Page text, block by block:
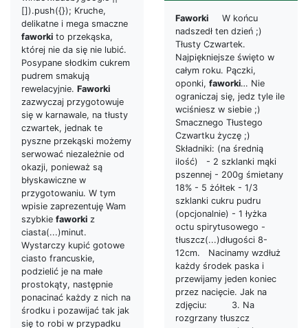
[]).push({}); Kruche,
delikatne i mega smaczne
faworki to przekąska,
której nie da się nie lubić.
Posypane słodkim cukrem
pudrem smakują
rewelacyjnie. Faworki
zazwyczaj przygotowuje
się w karnawale, na tłusty
czwartek, jednak te
pyszne przekąski możemy
serwować niezależnie od
okazji, ponieważ są
błyskawiczne w
przygotowaniu. W tym
wpisie zaprezentuję Wam
szybkie faworki z
ciasta(...)minut.
Wystarczy kupić gotowe
ciasto francuskie,
podzielić je na małe
prostokąty, następnie
ponacinać każdy z nich na
środku i pozawijać tak jak
się to robi w przypadku
Faworki W końcu
nadszedł ten dzień ;)
Tłusty Czwartek.
Najpiękniejsze święto w
całym roku. Pączki,
oponki, faworki… Nie
ograniczaj się, jedz tyle ile
wciśniesz w siebie ;)
Smacznego Tłustego
Czwartku życzę ;)
Składniki: (na średnią
ilość) - 2 szklanki mąki
pszennej - 200g śmietany
18% - 5 żółtek - 1/3
szklanki cukru pudru
(opcjonalnie) - 1 łyżka
octu spirytusowego -
tłuszcz(...)długości 8-
12cm. Nacinamy wzdłuż
każdy środek paska i
przewijamy jeden koniec
przez nacięcie. Jak na
zdjęciu: 3. Na
rozgrzany tłuszcz